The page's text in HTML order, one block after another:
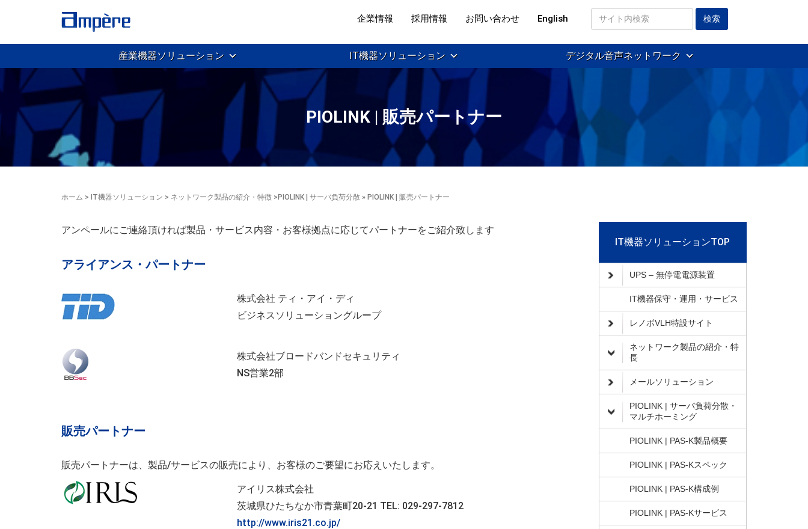
企業情報 採用情報 お問い合わせ English
サ
イ
ト
索
産業機器ソリューション IT機器ソリューション デジタル音声ネットワーク
PIOLINK | 販売パートナー
ホーム > IT機器ソリューション > ネットワーク製品の紹介・特徴 > PIOLINK | サーバ負荷分散 » PIOLINK | 販売パートナー
アンペールにご連絡頂ければ製品・サービス内容・お客様拠点に応じてパートナーをご紹介致します
アライアンス・パートナー
株式会社 ティ・アイ・ディ
ビジネスソリューショングループ
株式会社ブロードバンドセキュリティ
NS営業2部
販売パートナー
販売パートナーは、製品/サービスの販売により、お客様のご要望にお応えいたします。
アイリス株式会社
茨城県ひたちなか市青葉町20-21 TEL: 029-297-7812
http://www.iris21.co.jp/
IT機器ソリューションTOP
UPS – 無停電電源装置
IT機器保守・運用・サービス
レノボVLH特設サイト
ネットワーク製品の紹介・特
長
メールソリューション
PIOLINK | サーバ負荷分散・
マルチホーミング
PIOLINK | PAS-K製品概要
PIOLINK | PAS-Kスペック
PIOLINK | PAS-K構成例
PIOLINK | PAS-Kサービス